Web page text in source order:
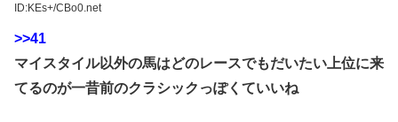
ID:KEs+/CBo0.net
>>41
マイスタイル以外の馬はどのレースでもだいたい上位に来
てるのが一昔前のクラシックっぽくていいね